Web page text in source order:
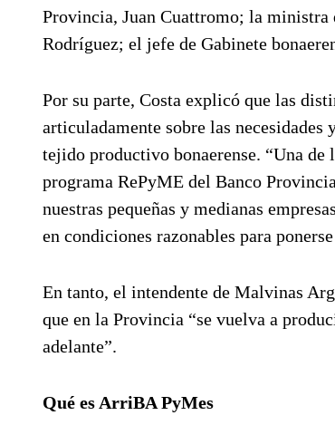
Provincia, Juan Cuattromo; la
Rodríguez; el jefe de Gabinete
Por su parte, Costa explicó que las
articuladamente sobre las necesidades
tejido productivo bonaerense. “Una de
programa RePyME del Banco
nuestras pequeñas y medianas
en condiciones razonables para
En tanto, el intendente de Malvinas
que en la Provincia “se vuelva a
adelante”.
Qué es ArriBA PyMes